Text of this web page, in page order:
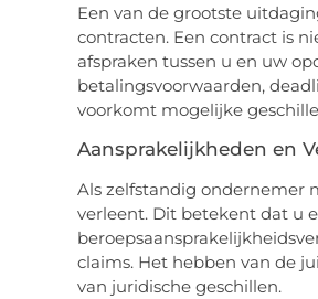
Een van de grootste
contracten. Een contract is
afspraken tussen u en uw
betalingsvoorwaarden,
voorkomt mogelijke
Aansprakelijkheden en
Als zelfstandig ondernemer
verleent. Dit betekent dat u
claims. Het hebben van de
van juridische geschillen.